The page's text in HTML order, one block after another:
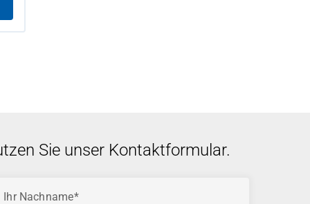
Sie unser Kontaktformular.
Ihr Nachname